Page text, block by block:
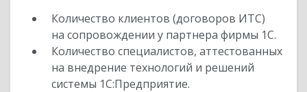
Количество клиентов (договоров ИТС)
на сопровождении у партнера фирмы 1С.
Количество специалистов, аттестованных
на внедрение технологий и решений
системы 1С:Предприятие.